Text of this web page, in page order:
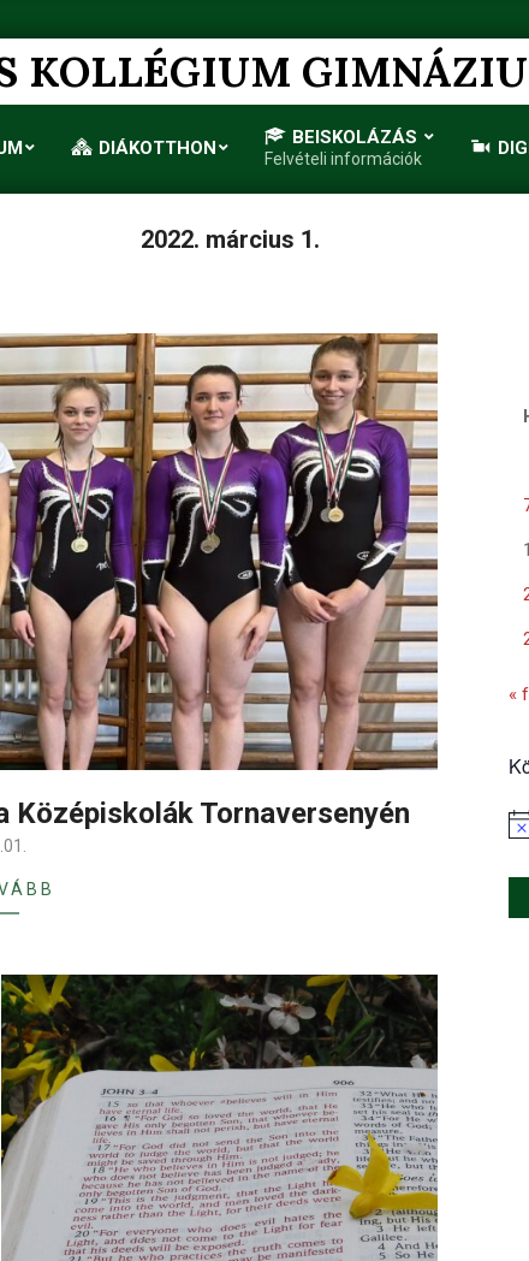
KOLLÉGIUM
Primary
Navigation
DIÁKOTTHON BEISKOLÁZÁS
Felvételi információk
2022. március 1.
Középiskolák Tornaversenyén
«